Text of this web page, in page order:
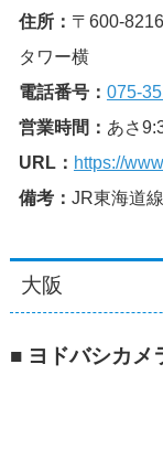
住所： 〒600-
タワー横
電話番号： 075-
営業時間： あさ
URL： https://
備考： JR東海道
大阪
■ ヨドバシカメ